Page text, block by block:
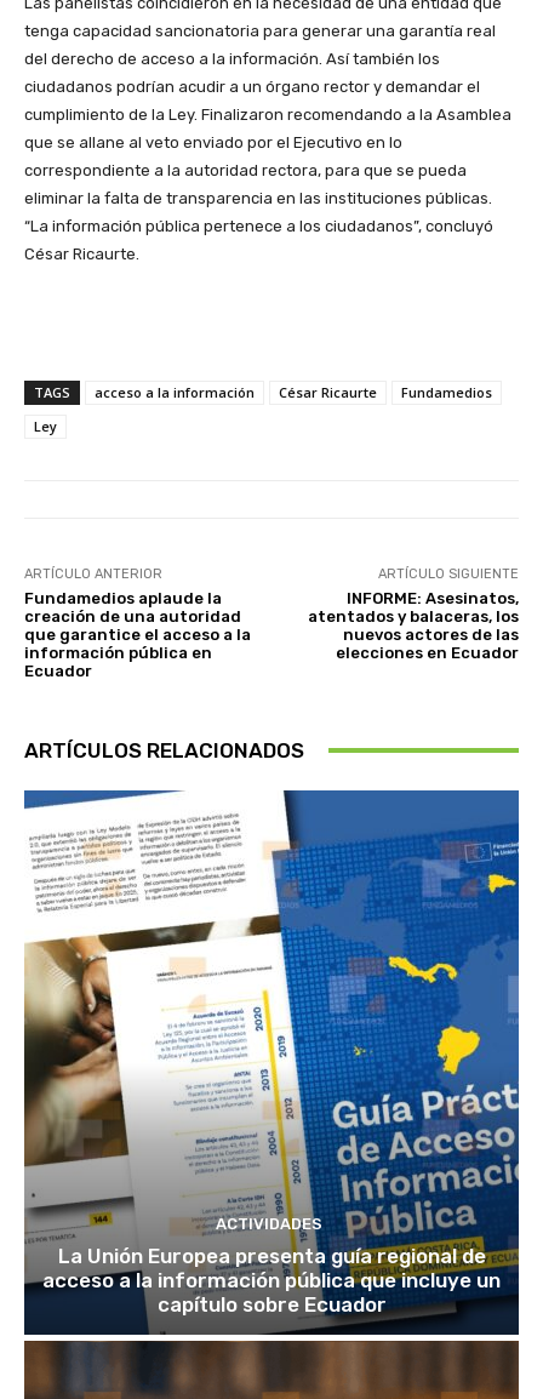
tenga capacidad sancionatoria para generar una garantía real
del derecho de acceso a la información. Así también los
ciudadanos podrían acudir a un órgano rector y demandar el
cumplimiento de la Ley. Finalizaron recomendando a la Asamblea
que se allane al veto enviado por el Ejecutivo en lo
correspondiente a la autoridad rectora, para que se pueda
eliminar la falta de transparencia en las instituciones públicas.
“La información pública pertenece a los ciudadanos”, concluyó
César Ricaurte.
TAGS acceso a la información César Ricaurte
Fundamedios
Ley
ARTÍCULO ANTERIOR
Fundamedios aplaude la
creación de una autoridad
que garantice el acceso a la
información pública en
Ecuador
ARTÍCULO SIGUIENTE
INFORME: Asesinatos,
atentados y balaceras, los
nuevos actores de las
elecciones en Ecuador
ARTÍCULOS RELACIONADOS
ACTIVIDADES
La Unión Europea presenta guía regional de
acceso a la información pública que incluye un
capítulo sobre Ecuador